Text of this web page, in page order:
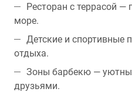
Ресторан с террасой —
море.
Детские и спортивные
отдыха.
Зоны барбекю —
друзьями.